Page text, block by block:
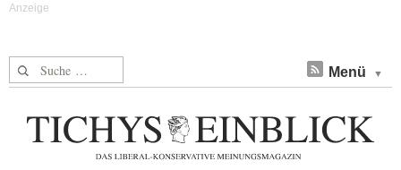
Suche nach: Menü